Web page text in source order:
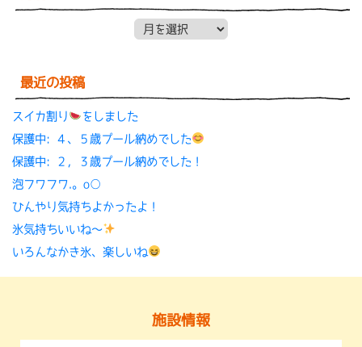
最近の投稿
スイカ割り
をしました
保護中: ４、５歳プール納めでした
保護中: ２，３歳プール納めでした！
泡フワフワ.。o○
ひんやり気持ちよかったよ！
氷気持ちいいね〜
いろんなかき氷、楽しいね
施設情報